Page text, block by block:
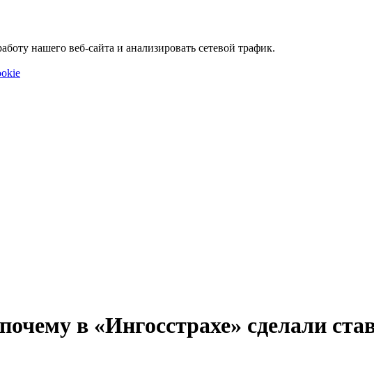
нашего веб-сайта и анализировать сетевой трафик.
в «Ингосстрахе» сделали